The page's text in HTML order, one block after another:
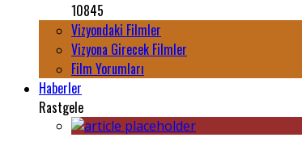
10845
Vizyondaki Filmler
Vizyona Girecek Filmler
Film Yorumları
Haberler
Rastgele